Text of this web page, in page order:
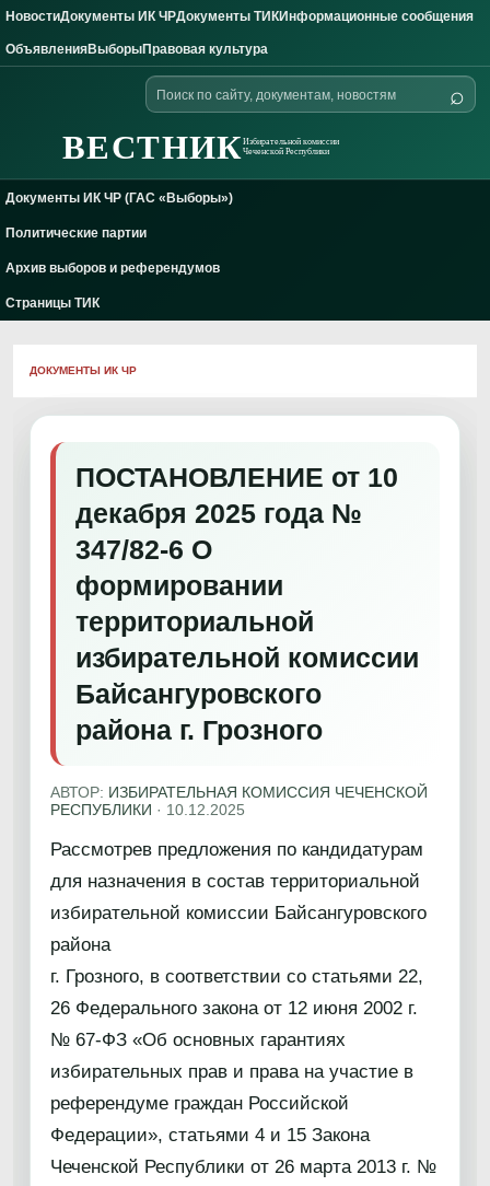
Skip to content
НовостиДокументы ИК ЧРДокументы ТИКИнформационные сообщения
ОбъявленияВыборыПравовая культура
ВЕСТНИКИзбирательной комиссии
Чеченской Республики
Поиск
по
⌕
Документы ИК ЧР (ГАС «Выборы»)
Политические партии
Архив выборов и референдумов
Страницы ТИК
ДОКУМЕНТЫ ИК ЧР
ПОСТАНОВЛЕНИЕ от 10
декабря 2025 года №
347/82-6 О
формировании
территориальной
избирательной комиссии
Байсангуровского
района г. Грозного
АВТОР: ИЗБИРАТЕЛЬНАЯ КОМИССИЯ ЧЕЧЕНСКОЙ
РЕСПУБЛИКИ · 10.12.2025
Рассмотрев предложения по кандидатурам
для назначения в состав территориальной
избирательной комиссии Байсангуровского
района
г. Грозного, в соответствии со статьями 22,
26 Федерального закона от 12 июня 2002 г.
№ 67-ФЗ «Об основных гарантиях
избирательных прав и права на участие в
референдуме граждан Российской
Федерации», статьями 4 и 15 Закона
Чеченской Республики от 26 марта 2013 г. №